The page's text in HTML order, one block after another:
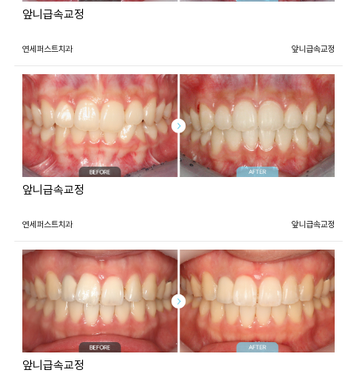
앞니급속교정
연세퍼스트치과 앞니급속교정
앞니급속교정
연세퍼스트치과 앞니급속교정
앞니급속교정